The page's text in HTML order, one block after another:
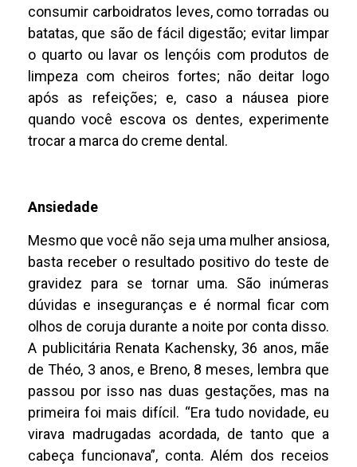
consumir carboidratos leves, como torradas ou
batatas, que são de fácil digestão; evitar limpar
o quarto ou lavar os lençóis com produtos de
limpeza com cheiros fortes; não deitar logo
após as refeições; e, caso a náusea piore
quando você escova os dentes, experimente
trocar a marca do creme dental.
Ansiedade
Mesmo que você não seja uma mulher ansiosa,
basta receber o resultado positivo do teste de
gravidez para se tornar uma. São inúmeras
dúvidas e inseguranças e é normal ficar com
olhos de coruja durante a noite por conta disso.
A publicitária Renata Kachensky, 36 anos, mãe
de Théo, 3 anos, e Breno, 8 meses, lembra que
passou por isso nas duas gestações, mas na
primeira foi mais difícil. “Era tudo novidade, eu
virava madrugadas acordada, de tanto que a
cabeça funcionava”, conta. Além dos receios